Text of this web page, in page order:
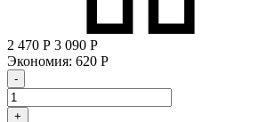
2 470 Р 3 090 Р
Экономия: 620 Р
-
+